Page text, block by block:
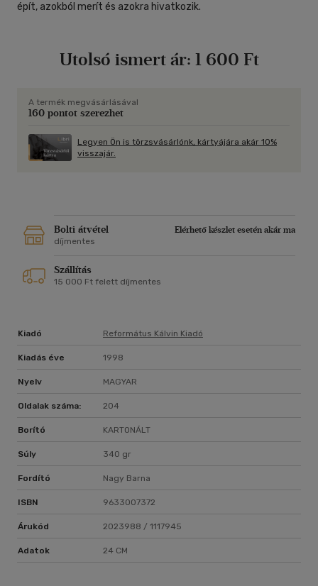
épít, azokból merít és azokra hivatkozik.
Utolsó ismert ár: 1 600 Ft
A termék megvásárlásával
160 pontot szerezhet
Legyen Ön is törzsvásárlónk, kártyájára akár 10%
visszajár.
Bolti átvétel
Elérhető készlet esetén akár ma
díjmentes
Szállítás
15 000 Ft felett díjmentes
Kiadó Református Kálvin Kiadó
Kiadás éve 1998
Nyelv MAGYAR
Oldalak száma: 204
Borító KARTONÁLT
Súly 340 gr
Fordító Nagy Barna
ISBN 9633007372
Árukód 2023988 / 1117945
Adatok 24 CM